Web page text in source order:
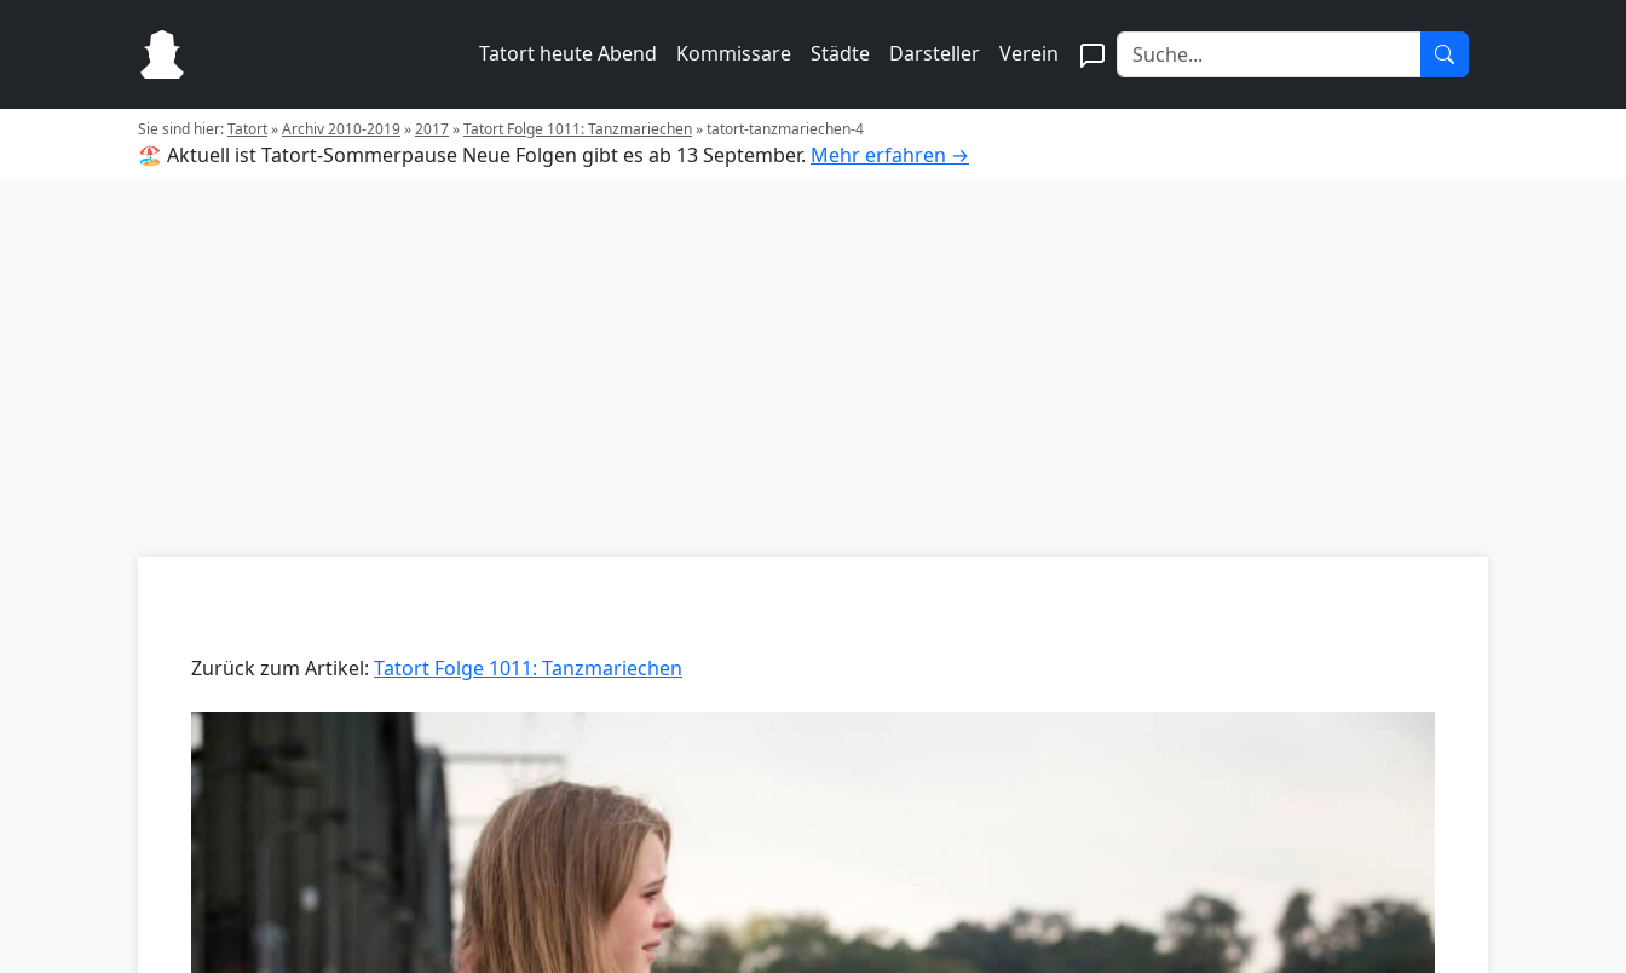
Tatort heute Abend Kommissare Städte Darsteller Verein
Sie sind hier:Tatort»Archiv 2010-2019»2017»Tatort Folge 1011: Tanzmariechen»tatort-tanzmariechen-4
🏖️ Aktuell ist Tatort-Sommerpause Neue Folgen gibt es ab 13 September. Mehr erfahren →
Zurück zum Artikel: Tatort Folge 1011: Tanzmariechen